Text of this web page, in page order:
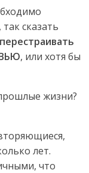
, так сказать
перестраивать
, или хотя бы
жизни?
лет.
что